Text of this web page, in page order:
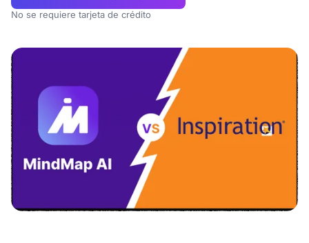
No se requiere tarjeta de crédito